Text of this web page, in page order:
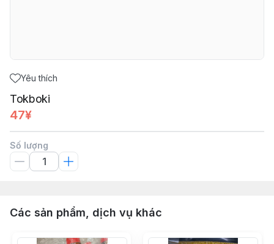
Yêu thích
Tokboki
47¥
Số lượng
Các sản phẩm, dịch vụ khác